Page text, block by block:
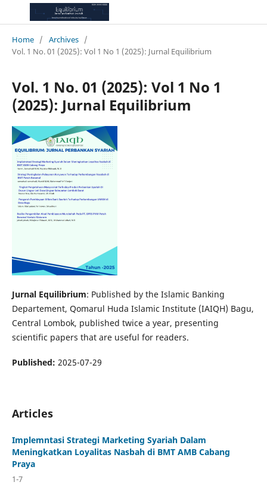
Home / Archives /
Vol. 1 No. 01 (2025): Vol 1 No 1 (2025): Jurnal Equilibrium
Vol. 1 No. 01 (2025): Vol 1 No 1
(2025): Jurnal Equilibrium
Jurnal Equilibrium: Published by the Islamic Banking
Departement, Qomarul Huda Islamic Institute (IAIQH) Bagu,
Central Lombok, published twice a year, presenting
scientific papers that are useful for readers.
Published: 2025-07-29
Articles
Implemntasi Strategi Marketing Syariah Dalam
Meningkatkan Loyalitas Nasbah di BMT AMB Cabang
Praya
1-7